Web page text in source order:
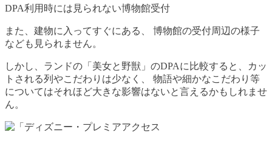
DPA利用時には見られない博物館受付
また、建物に入ってすぐにある、 博物館の受付周辺の様子
なども見られません。
しかし、ランドの「美女と野獣」のDPAに比較すると、カッ
トされる列やこだわりは少なく、 物語や細かなこだわり等
についてはそれほど大きな影響はないと言えるかもしれませ
ん。